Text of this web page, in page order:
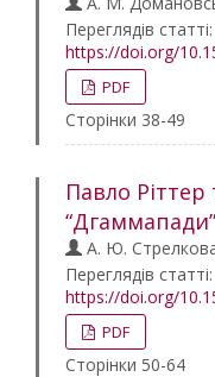
Переглядів
https://doi.org/
PDF
Сторінки 38-49
Павло
“Дгаммапади”
А. Ю.
Переглядів
https://doi.org/
PDF
Сторінки 50-64